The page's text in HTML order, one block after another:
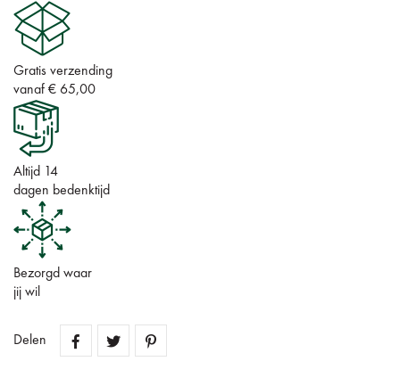
Gratis verzending
vanaf € 65,00
Altijd 14
dagen bedenktijd
Bezorgd waar
jij wil
Delen